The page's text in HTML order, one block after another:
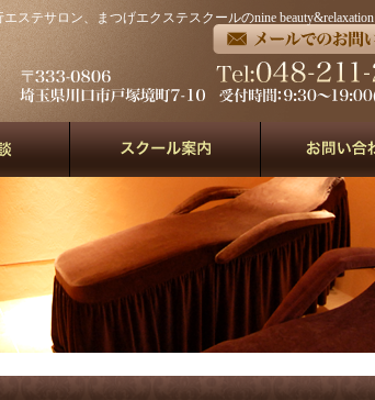
ステサロン、まつげエクステスクールのnine beauty&relaxation